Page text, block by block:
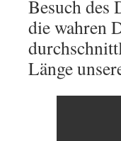
Besuch des
die wahren
Länge